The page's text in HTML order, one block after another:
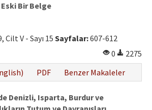
Bir Belge
Cilt V - Sayı 15 Sayfalar:607-612
0
2275
PDF Benzer Makaleler
Denizli, Isparta, Burdur ve